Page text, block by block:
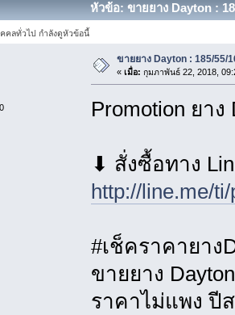
หัวข้อ: ขายยาง Dayton :
คลทั่วไป กำลังดูหัวข้อนี้
ขายยาง Dayton : 185/55/
« เมื่อ: กุมภาพันธ์ 22, 2018,
Promotion ยา
⬇ สั่งซื้อทาง
http://line.me/
#เช็คราคายาง
ขายยาง
ราคาไม่แพง ปี